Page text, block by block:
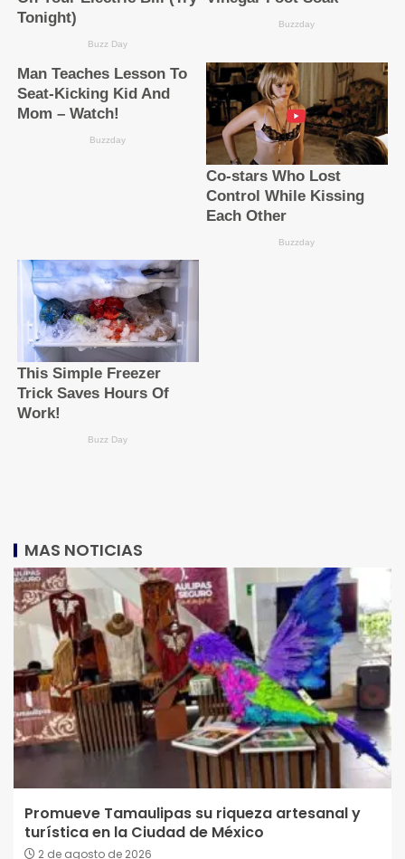
MAS NOTICIAS
Promueve Tamaulipas su riqueza artesanal y
turística en la Ciudad de México
2 de agosto de 2026